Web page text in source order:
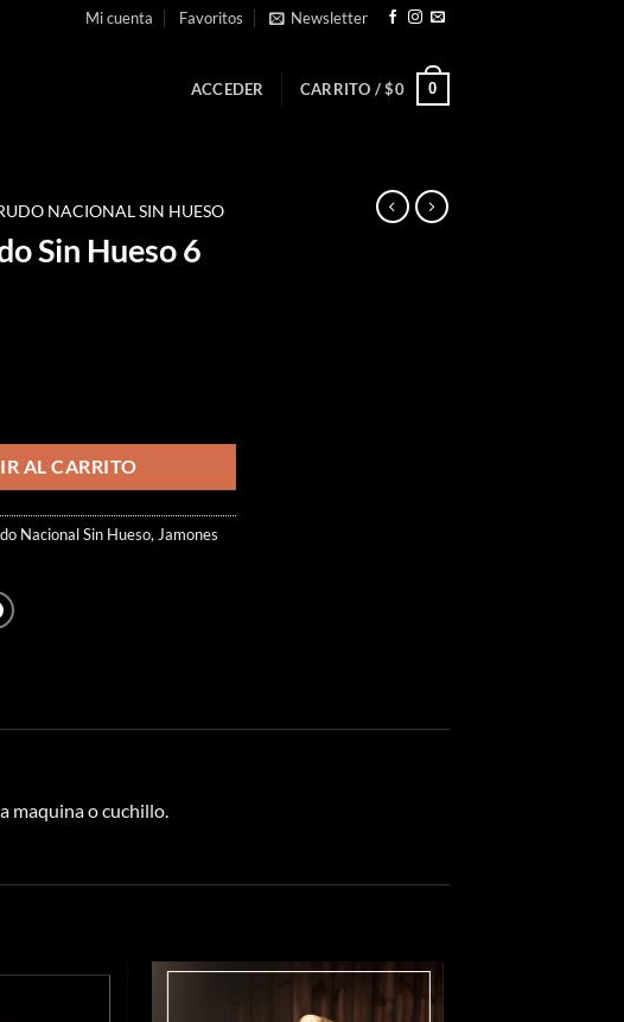
Mi cuenta Favoritos Newsletter
ACCEDER CARRITO /$0 0
NACIONAL SIN HUESO
Sin Hueso 6
AL CARRITO
Nacional Sin Hueso, Jamones
maquina o cuchillo.